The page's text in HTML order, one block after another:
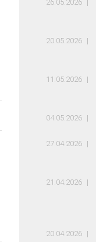
26.05.2026
20.05.2026
11.05.2026
04.05.2026
27.04.2026
21.04.2026
20.04.2026